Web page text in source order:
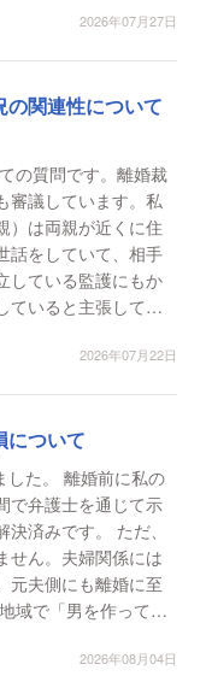
2026年07月27日
関連性について
の質問です。離婚裁
審議しています。私
）は両親が近くに住
話をしていて、相手
している監護にもか
ていると主張してい
2026年07月22日
について
した。 離婚前に私の
で弁護士を通じて示
済みです。 ただ、
せん。夫婦関係には
元夫側にも離婚に至
域で「男を作って子
2026年08月04日